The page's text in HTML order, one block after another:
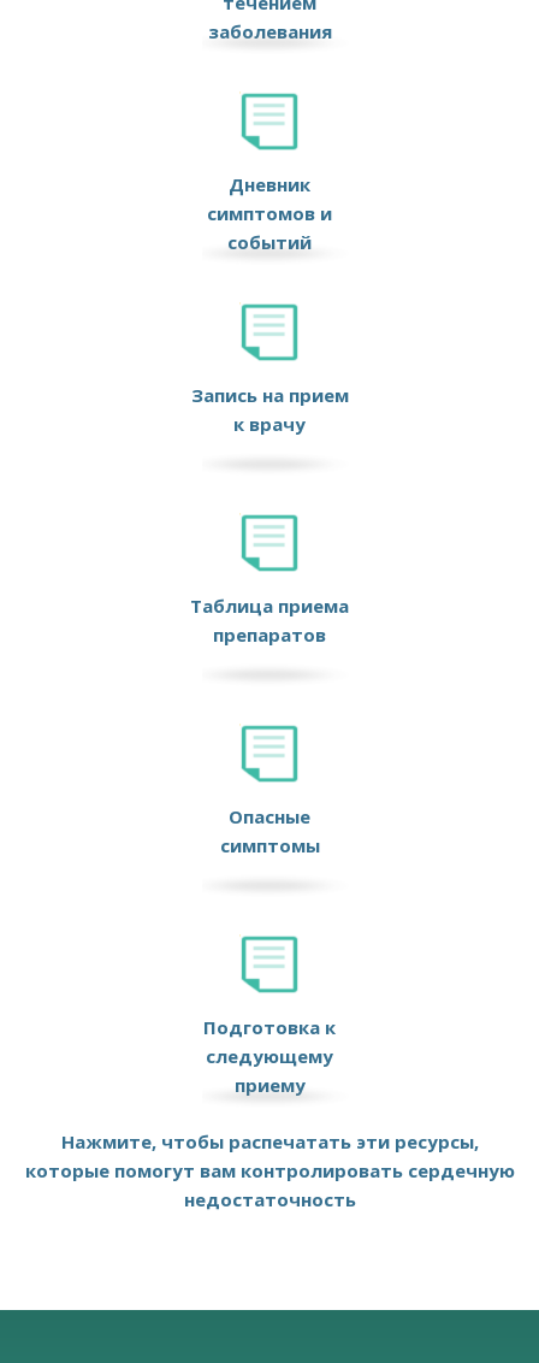
заболевания
Дневник
симптомов и
событий
Запись на прием
к врачу
Таблица приема
препаратов
Опасные
симптомы
Подготовка к
следующему
приему
Нажмите, чтобы распечатать эти ресурсы,
которые помогут вам контролировать сердечную
недостаточность